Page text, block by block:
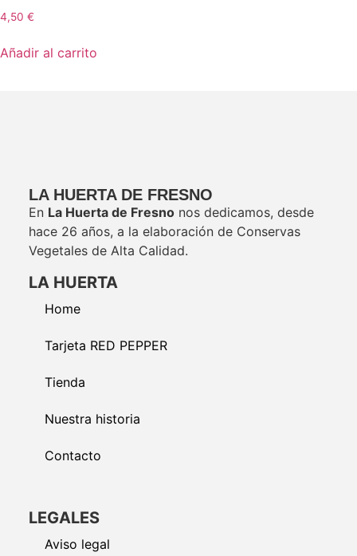
4,50 €
Añadir al carrito
LA HUERTA DE FRESNO
En La Huerta de Fresnonos dedicamos, desde
hace 26 años, a la elaboración de Conservas
Vegetales de Alta Calidad.
LA HUERTA
Home
Tarjeta RED PEPPER
Tienda
Nuestra historia
Contacto
LEGALES
Aviso legal